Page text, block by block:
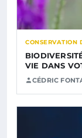
CONSERVATION
VIE DANS
CÉDRIC